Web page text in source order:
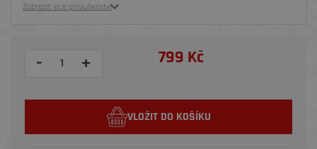
Zobrazit více příslušenství
- + 799 Kč
VLOŽIT DO KOŠÍKU